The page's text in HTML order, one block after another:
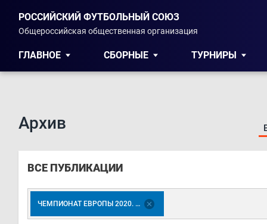
РОССИЙСКИЙ ФУТБОЛЬНЫЙ СОЮЗ
Общероссийская общественная организация
ГЛАВНОЕ СБОРНЫЕ ТУРНИРЫ
Архив
ВСЕ ПУБЛИКАЦИИ
ЧЕМПИОНАТ ЕВРОПЫ 2020. ФИНАЛЬНЫЙ ЭТАП